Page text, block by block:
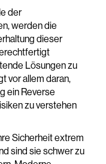
der
werden die
dieser
Lösungen zu
vor allem daran,
ein Reverse
zu verstehen
Sicherheit extrem
sind sie schwer zu